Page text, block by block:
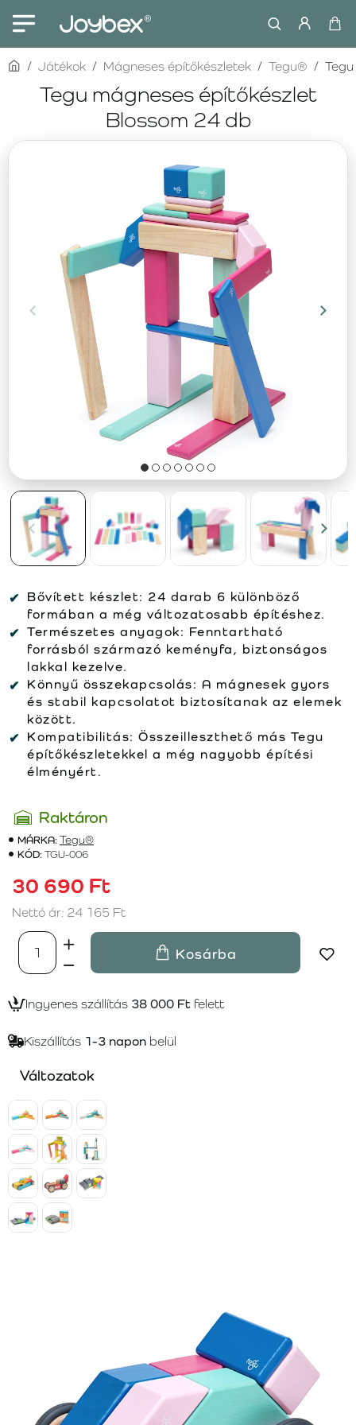
Tegu mágneses építőkészlet
Blossom 24 db
homeJátékok Mágneses építőkészletek Tegu®
Bővített készlet: 24 darab 6 különböző
formában a még változatosabb építéshez.
Természetes anyagok: Fenntartható
forrásból származó keményfa, biztonságos
lakkal kezelve.
Könnyű összekapcsolás: A mágnesek gyors
és stabil kapcsolatot biztosítanak az elemek
között.
Kompatibilitás: Összeilleszthető más Tegu
építőkészletekkel a még nagyobb építési
élményért.
Raktáron
MÁRKA:Tegu®
KÓD:TGU-006
30 690 Ft
Nettó ár: 24 165 Ft
Kosárba
Ingyenes szállítás 38 000 Ft felett
Kiszállítás 1-3 napon belül
Változatok